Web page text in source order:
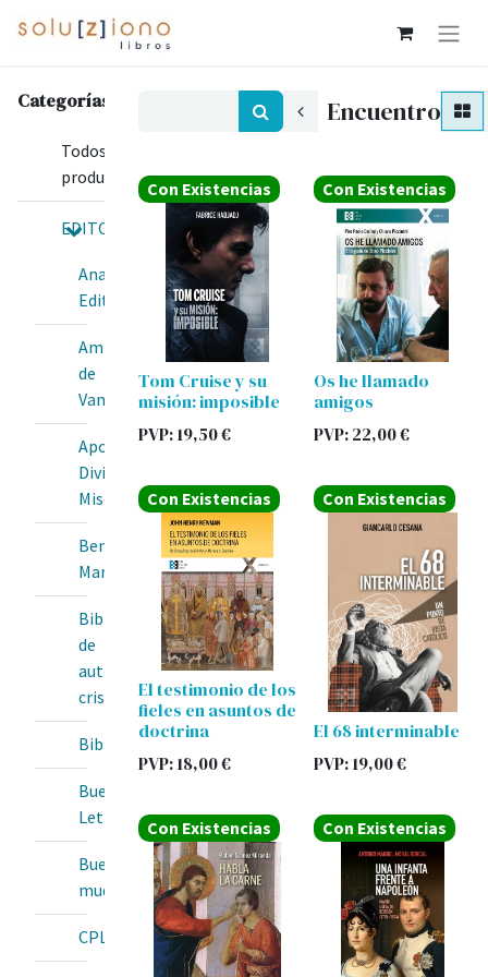
Categorías
Todos los
productos
EDITORIALES
Anawim
Editorial
Amis
de
Van
Apostolado
Divina
Misericordia
Bendita
María
Biblioteca
de
autores
cristianos
BibliotecaOnline
Buenas
Letras
Buey
mudo
CPL
Encuentro
Con Existencias
Tom Cruise y su
misión: imposible
PVP:19,50€
Con Existencias
Os he llamado
amigos
PVP:22,00€
Con Existencias
El testimonio de los
fieles en asuntos de
doctrina
PVP:18,00€
Con Existencias
El 68 interminable
PVP:19,00€
Con Existencias Con Existencias